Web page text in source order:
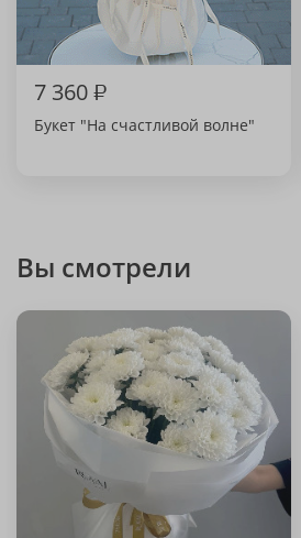
7 360₽
Букет "На счастливой волне"
Вы смотрели